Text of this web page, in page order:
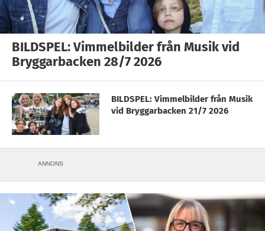
BILDSPEL: Vimmelbilder från Musik vid
Bryggarbacken 28/7 2026
BILDSPEL: Vimmelbilder från Musik
vid Bryggarbacken 21/7 2026
ANNONS